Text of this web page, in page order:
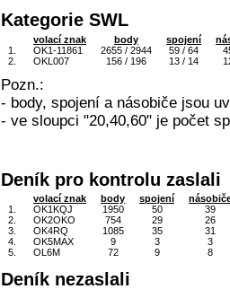
Kategorie SWL
volací znak body spojení
1.
OK1-11861 2655 / 2944 59 / 64
2.
OKL007 156 / 196 13 / 14
Pozn.:
- body, spojení a násobiče jsou
- ve sloupci "20,40,60" je počet
Deník pro kontrolu zaslali
volací znak body spojení
1.
OK1KQJ 1950 50
39
2.
OK2OKO 754 29
26
3.
OK4RQ 1085 35
31
4.
OK5MAX 9 3
3
5.
OL6M 72 9 8
Deník nezaslali